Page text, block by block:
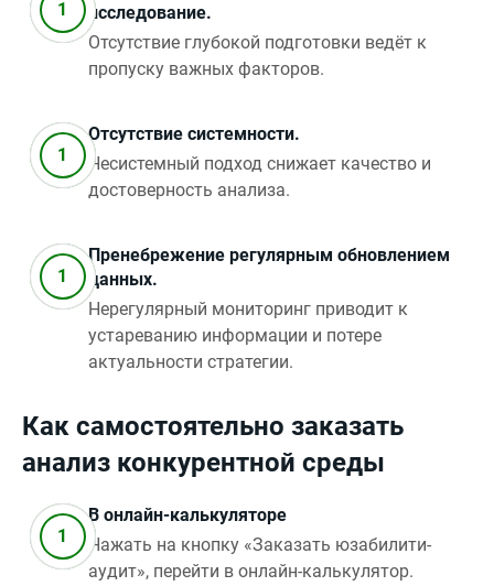
исследование.
Отсутствие глубокой подготовки ведёт к
пропуску важных факторов.
Отсутствие системности.
Несистемный подход снижает качество и
достоверность анализа.
Пренебрежение регулярным обновлением
данных.
Нерегулярный мониторинг приводит к
устареванию информации и потере
актуальности стратегии.
Как самостоятельно заказать
анализ конкурентной среды
В онлайн-калькуляторе
Нажать на кнопку «Заказать юзабилити-
аудит», перейти в онлайн-калькулятор.